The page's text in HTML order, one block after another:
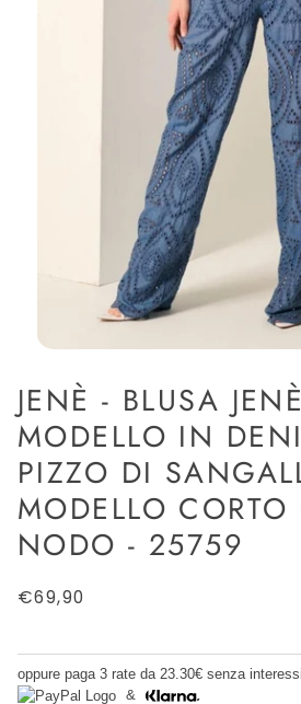
JENÈ - BLUSA JENÈ
MODELLO IN
PIZZO DI
MODELLO
NODO - 25759
€69,90
oppure paga 3 rate da 23.30€ senza
&